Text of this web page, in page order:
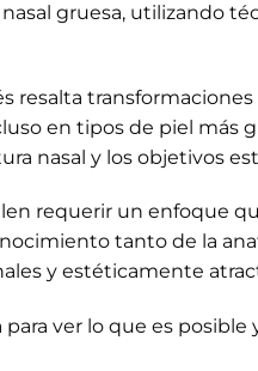
gruesa, utilizando
resalta
en tipos de piel más
nasal y los objetivos
requerir un enfoque
tanto de la
y estéticamente
para ver lo que es